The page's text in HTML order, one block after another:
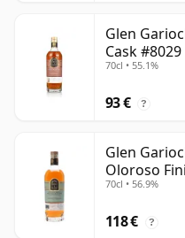
Glen
Cask #8029
70cl • 55.1%
93 € ?
Glen
Oloroso
& Rudd
70cl • 56.9%
118 € ?